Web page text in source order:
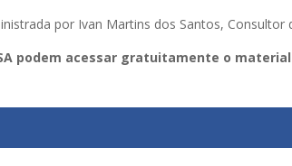
por Ivan Martins dos Santos,
podem acessar gratuitamente o